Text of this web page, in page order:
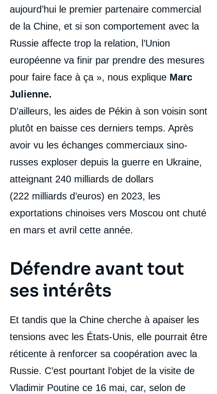
aujourd’hui le premier partenaire commercial
de la Chine, et si son comportement avec la
Russie affecte trop la relation, l’Union
européenne va finir par prendre des mesures
pour faire face à ça », nous explique Marc
Julienne.
D’ailleurs, les aides de Pékin à son voisin sont
plutôt en baisse ces derniers temps. Après
avoir vu les échanges commerciaux sino-
russes exploser depuis la guerre en Ukraine,
atteignant 240 milliards de dollars
(222 milliards d’euros) en 2023, les
exportations chinoises vers Moscou ont chuté
en mars et avril cette année.
Défendre avant tout
ses intérêts
Et tandis que la Chine cherche à apaiser les
tensions avec les États-Unis, elle pourrait être
réticente à renforcer sa coopération avec la
Russie. C’est pourtant l’objet de la visite de
Vladimir Poutine ce 16 mai, car, selon de